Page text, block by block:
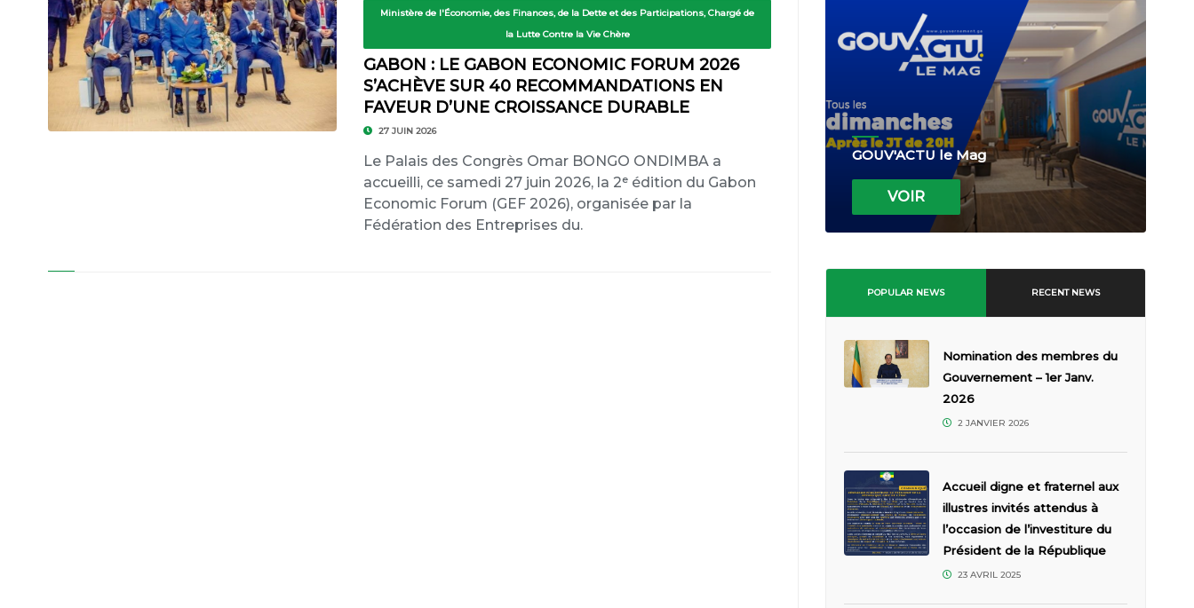
Ministère de l'Économie, des Finances, de la Dette et des Participations, Chargé de
la Lutte Contre la Vie Chère
GABON : LE GABON ECONOMIC FORUM 2026
S’ACHÈVE SUR 40 RECOMMANDATIONS EN
FAVEUR D’UNE CROISSANCE DURABLE
27 JUIN 2026
Le Palais des Congrès Omar BONGO ONDIMBA a
accueilli, ce samedi 27 juin 2026, la 2ᵉ édition du Gabon
Economic Forum (GEF 2026), organisée par la
Fédération des Entreprises du.
GOUV'ACTU le Mag
VOIR
POPULAR NEWS RECENT NEWS
Nomination des membres du
Gouvernement – 1er Janv.
2026
2 JANVIER 2026
Accueil digne et fraternel aux
illustres invités attendus à
l’occasion de l’investiture du
Président de la République
23 AVRIL 2025